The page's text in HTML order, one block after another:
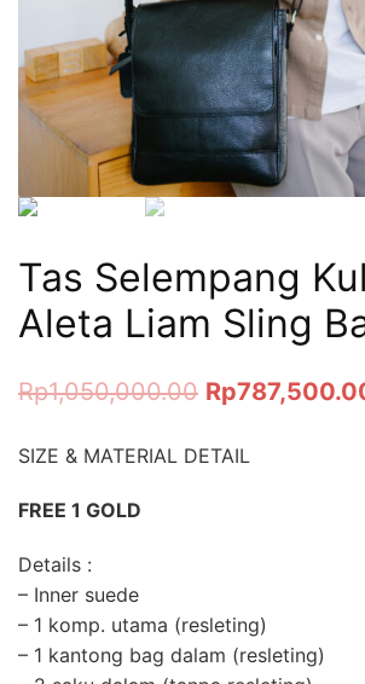
Tas Selempang
Aleta Liam Sling
Rp1,050,000.00 Rp
SIZE & MATERIAL DETAIL
FREE 1 GOLD
Details :
– Inner suede
– 1 komp. utama (resleting)
– 1 kantong bag dalam (resleting)